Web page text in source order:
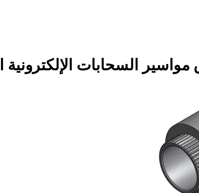
السحابات الإلكترونية